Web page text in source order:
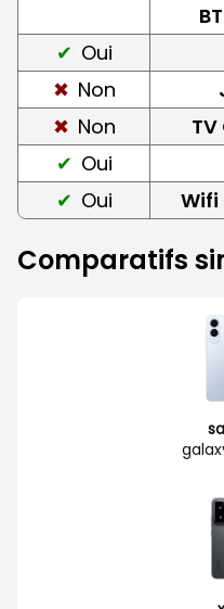
Oui
Non
Non
Oui
Oui
Wifi
Comparatifs